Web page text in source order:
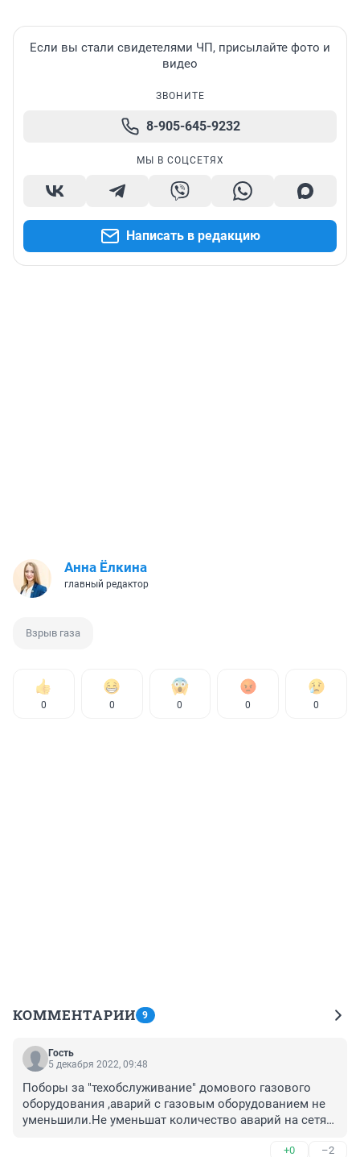
Если вы стали свидетелями ЧП, присылайте фото и
видео
ЗВОНИТЕ
8-905-645-9232
МЫ В СОЦСЕТЯХ
Написать в редакцию
Анна Ёлкина
главный редактор
Взрыв газа
0 0 0 0 0
КОММЕНТАРИИ 9
Гость
5 декабря 2022, 09:48
Поборы за "техобслуживание" домового газового
оборудования ,аварий с газовым оборудованием не
уменьшили.Не уменьшат количество аварий на сетях
+0 –2